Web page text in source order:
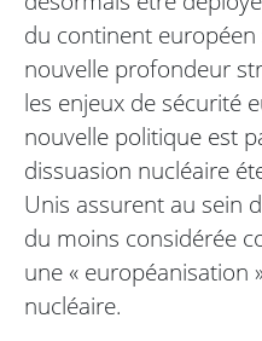
du continent européen
nouvelle profondeur
les enjeux de sécurité
nouvelle politique est
dissuasion nucléaire
Unis assurent au sein
du moins considérée
une « européanisation
nucléaire.